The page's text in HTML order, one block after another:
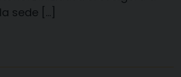
sede […]